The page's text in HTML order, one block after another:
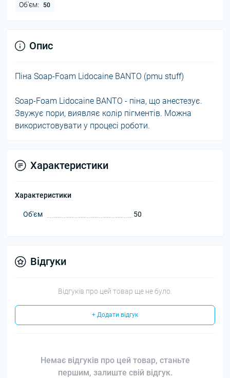
Об'єм: 50
Опис
Піна Soap-Foam Lidocaine BANTO (pmu stuff)
Soap-Foam Lidocaine BANTO - піна, що анестезує.
Звужує пори, виявляє колір пігментів. Можна
використовувати у процесі роботи.
Характеристики
Характеристики
Об'єм 50
Відгуки
Відгуків про цей товар ще не було.
+ Додати відгук
Немає відгуків про цей товар, станьте
першим, залиште свій відгук.